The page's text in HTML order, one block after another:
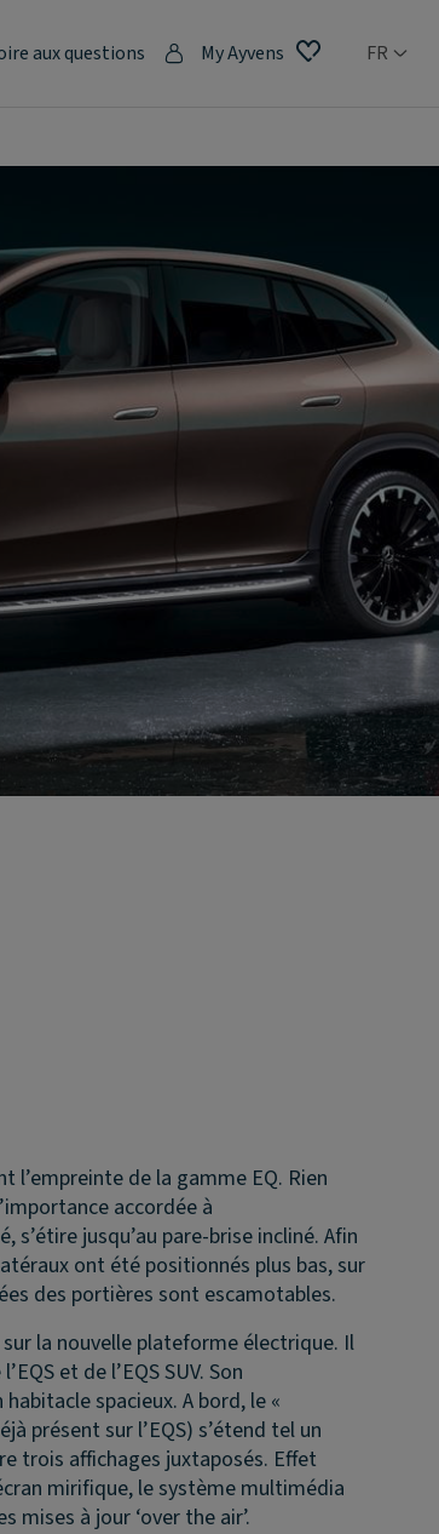
aux questions My Ayvens FR
l’empreinte de la gamme EQ. Rien
accordée à
s’étire jusqu’au pare-brise incliné. Afin
ont été positionnés plus bas, sur
des portières sont escamotables.
sur la nouvelle plateforme électrique. Il
et de l’EQS SUV. Son
spacieux. A bord, le «
présent sur l’EQS) s’étend tel un
trois affichages juxtaposés. Effet
mirifique, le système multimédia
à jour ‘over the air’.